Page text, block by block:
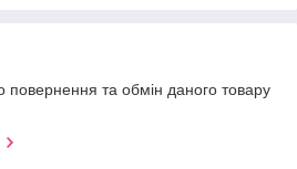
та обмін даного товару